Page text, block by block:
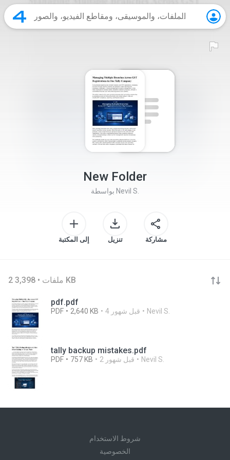
New Folder
Nevil S.
إلى المكتبة تنزيل مشاركة
2 ملفات • 3,398 KB
pdf.pdf
PDF 2,640 KB 4 قبل شهور Nevil S.
tally backup mistakes.pdf
PDF 757 KB 2 قبل شهور Nevil S.
شروط الاستخدام
الخصوصية